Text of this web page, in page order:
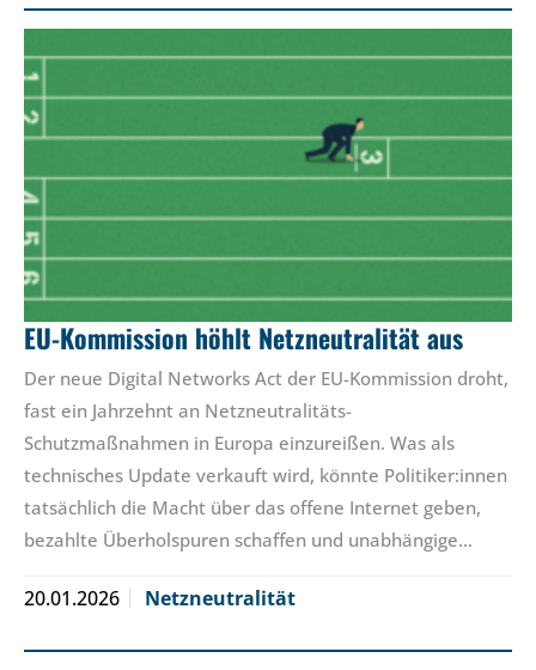
EU-Kommission höhlt Netzneutralität aus
Der neue Digital Networks Act der EU-Kommission droht,
fast ein Jahrzehnt an Netzneutralitäts-
Schutzmaßnahmen in Europa einzureißen. Was als
technisches Update verkauft wird, könnte Politiker:innen
tatsächlich die Macht über das offene Internet geben,
bezahlte Überholspuren schaffen und unabhängige…
20.01.2026 Netzneutralität